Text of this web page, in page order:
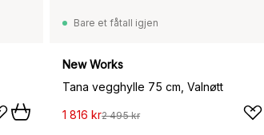
Bare et fåtall igjen
New Works
Tana vegghylle 75 cm, Valnøtt
1 816 kr2 495 kr